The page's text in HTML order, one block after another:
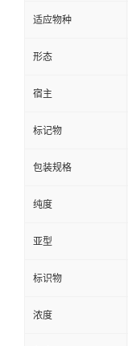
适应物种
形态
宿主
标记物
包装规格
纯度
亚型
标识物
浓度